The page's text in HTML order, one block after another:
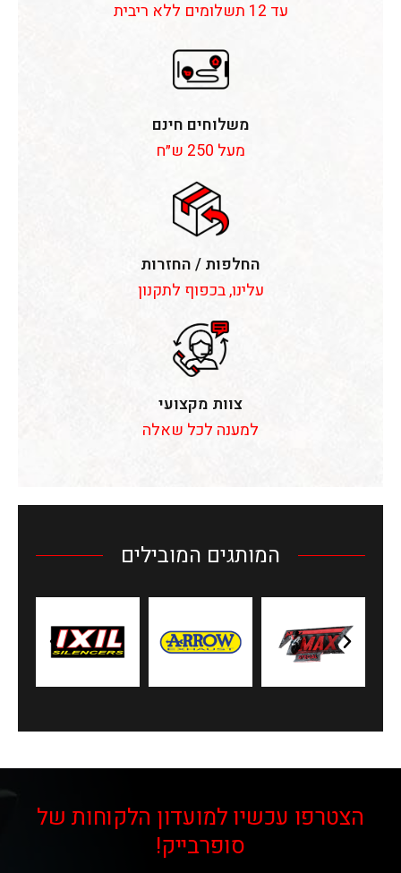
עד 12 תשלומים ללא ריבית
משלוחים חינם
מעל 250 ש״ח
החלפות / החזרות
עלינו, בכפוף לתקנון
צוות מקצועי
למענה לכל שאלה
המותגים המובילים
הצטרפו עכשיו למועדון הלקוחות של
סופרבייק!